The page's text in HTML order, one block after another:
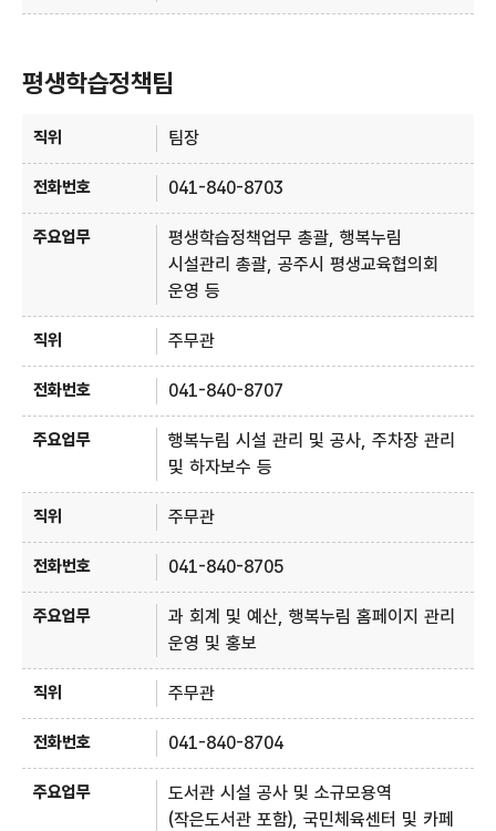
평생학습정책팀
팀장
041-840-8703
평생학습정책업무 총괄, 행복누림
시설관리 총괄, 공주시 평생교육협의회
운영 등
주무관
041-840-8707
행복누림 시설 관리 및 공사, 주차장 관리
및 하자보수 등
주무관
041-840-8705
과 회계 및 예산, 행복누림 홈페이지 관리
운영 및 홍보
주무관
041-840-8704
도서관 시설 공사 및 소규모용역
(작은도서관 포함), 국민체육센터 및 카페